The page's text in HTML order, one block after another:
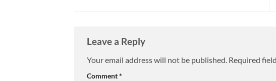
Leave a Reply
Your email address will not be published. Required
Comment*